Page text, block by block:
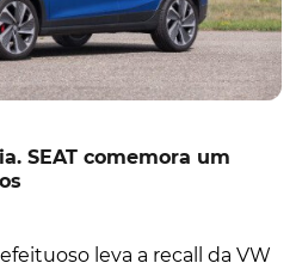
SEAT comemora um